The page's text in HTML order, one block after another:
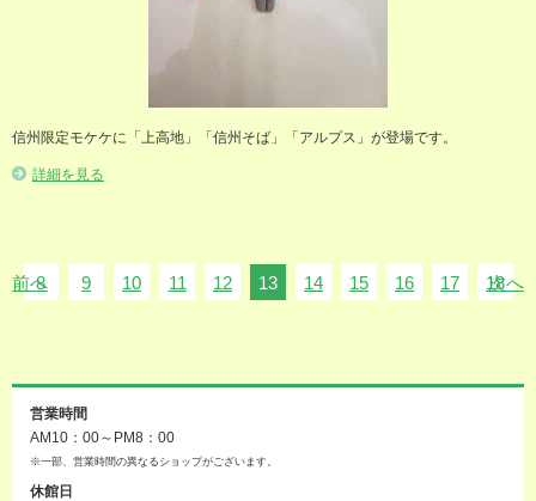
信州限定モケケに「上高地」「信州そば」「アルプス」が登場です。
詳細を見る
前へ
8 9 10 11 12 13 14 15 16 17 18
次へ
営業時間
AM10：00～PM8：00
※一部、営業時間の異なるショップがございます。
休館日